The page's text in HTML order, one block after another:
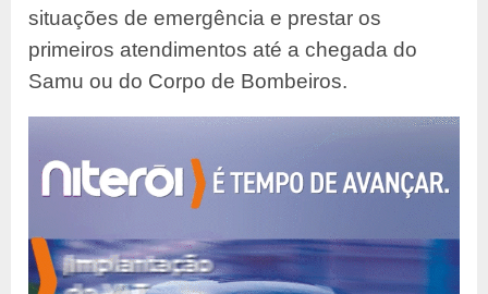
situações de emergência e prestar os
primeiros atendimentos até a chegada do
Samu ou do Corpo de Bombeiros.